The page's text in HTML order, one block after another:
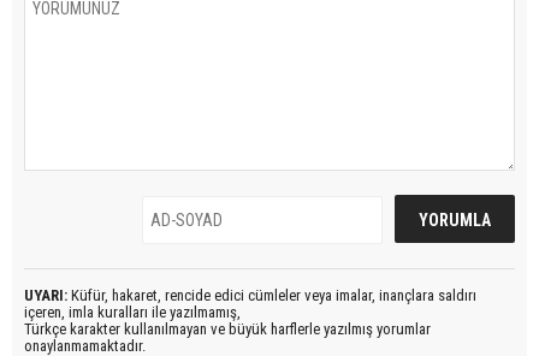
UYARI: Küfür, hakaret, rencide edici cümleler veya imalar, inançlara saldırı
içeren, imla kuralları ile yazılmamış,
Türkçe karakter kullanılmayan ve büyük harflerle yazılmış yorumlar
onaylanmamaktadır.